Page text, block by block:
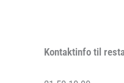
Kontaktinfo til